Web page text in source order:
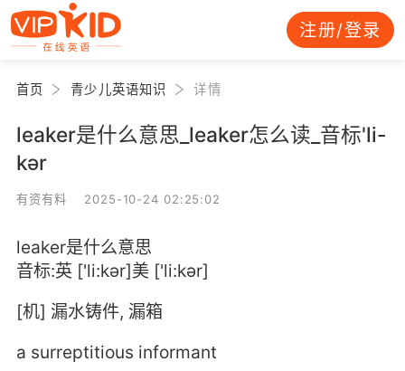
注册/登录
首页 青少儿英语知识 详情
leaker是什么意思_leaker怎么读_音标'li-
kər
有资有料 2025-10-24 02:25:02
leaker是什么意思
音标:英 ['li:kər]美 ['li:kər]
[机] 漏水铸件, 漏箱
a surreptitious informant